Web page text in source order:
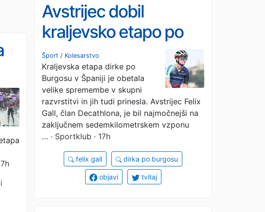
Avstrijec dobil
kraljevsko etapo po
Burgosu
Šport / Kolesarstvo
Kraljevska etapa dirke po
Burgosu v Španiji je obetala
velike spremembe v skupni
razvrstitvi in jih tudi prinesla. Avstrijec Felix
Gall, član Decathlona, je bil najmočnejši na
zaključnem sedemkilometrskem vzponu
… · Sportklub · 17h
felix gall dirka po burgosu
objavi tvitaj